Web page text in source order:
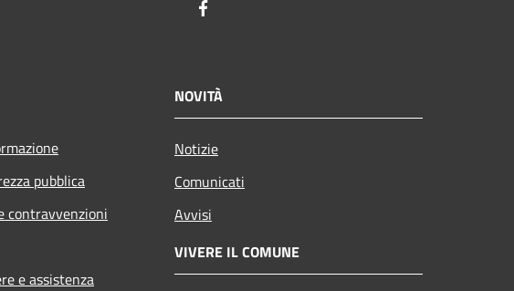
pubblica
contravvenzioni
e assistenza
NOVITÀ
Notizie
Comunicati
Avvisi
VIVERE IL COMUNE